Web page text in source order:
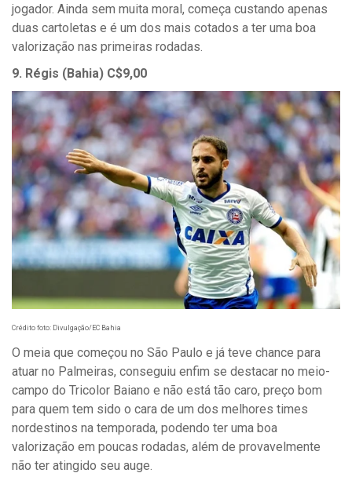
jogador. Ainda sem muita moral, começa custando apenas
duas cartoletas e é um dos mais cotados a ter uma boa
valorização nas primeiras rodadas.
9. Régis (Bahia) C$9,00
Crédito foto: Divulgação/EC Bahia
O meia que começou no São Paulo e já teve chance para
atuar no Palmeiras, conseguiu enfim se destacar no meio-
campo do Tricolor Baiano e não está tão caro, preço bom
para quem tem sido o cara de um dos melhores times
nordestinos na temporada, podendo ter uma boa
valorização em poucas rodadas, além de provavelmente
não ter atingido seu auge.